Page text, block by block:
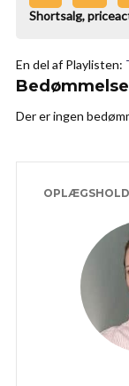
Shortsalg,
En del af Playlisten:
Der er ingen